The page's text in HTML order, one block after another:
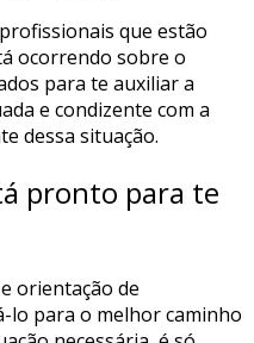
que estão
ocorrendo sobre o
para te auxiliar a
e condizente com a
dessa situação.
pronto para te
orientação de
lo para o melhor caminho